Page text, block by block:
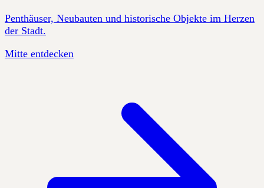
Penthäuser, Neubauten und historische Objekte im Herzen
der Stadt.
Mitte entdecken